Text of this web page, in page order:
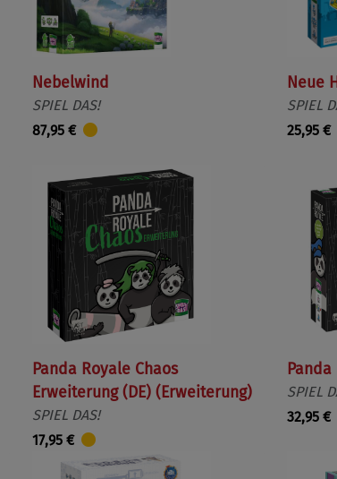
Nebelwind
SPIEL DAS!
87,95 €
Neue
SPIEL
25,95 €
Panda Royale Chaos
Erweiterung (DE) (Erweiterung)
SPIEL DAS!
17,95 €
SPIEL
32,95 €